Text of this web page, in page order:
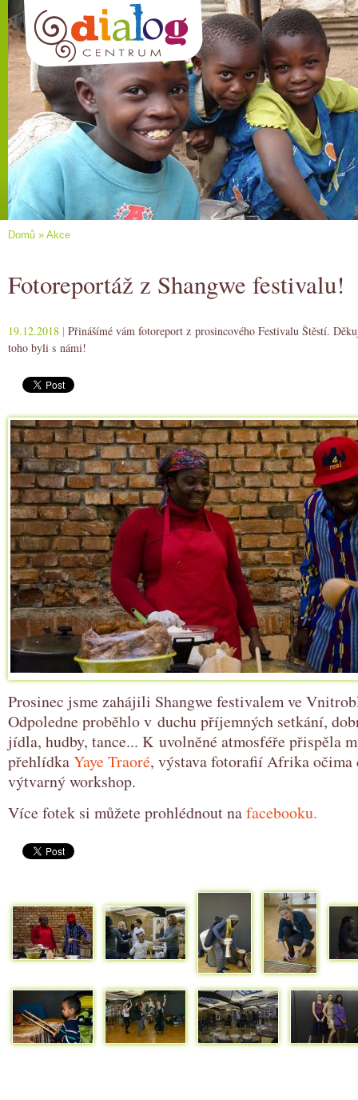
Domů » Akce
Fotoreportáž z Shangwe festivalu!
19.12.2018 | Přinášímé vám fotoreport z prosincového Festivalu Štěstí.
toho byli s námi!
Prosinec jsme zahájili Shangwe festivalem ve
Odpoledne proběhlo v duchu příjemných setkání,
jídla, hudby, tance... K uvolněné atmosféře přispěla
přehlídkaYaye Traoré, výstava fotorafií Afrika očima
výtvarný workshop.
Více fotek si můžete prohlédnout nafacebooku.